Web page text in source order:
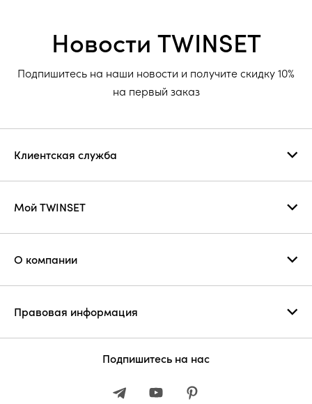
Новости TWINSET
Подпишитесь на наши новости и получите скидку 10%
на первый заказ
Клиентская служба
Мой TWINSET
О компании
Правовая информация
Подпишитесь на нас